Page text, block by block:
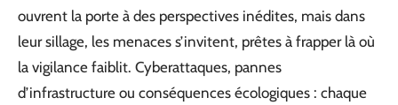
ouvrent la porte à des perspectives inédites, mais dans
leur sillage, les menaces s’invitent, prêtes à frapper là où
la vigilance faiblit. Cyberattaques, pannes
d’infrastructure ou conséquences écologiques : chaque